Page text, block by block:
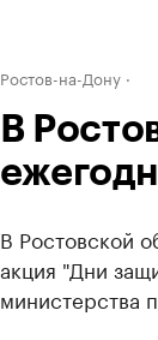
Ростов-на-Дону
В
В Ростовской
акция "Дни
министерства